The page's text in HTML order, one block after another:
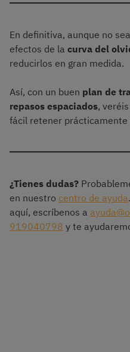
En definitiva, aunque no
efectos de la curva del
reducirlos en gran medida.
Así, con un buen plan de
repasos espaciados,
fácil retener
¿Tienes dudas?
en nuestro centro de ayuda
aquí, escríbenos a
919040798 y te